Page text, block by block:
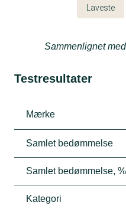
Laveste
Sammenlignet med
Testresultater
Mærke
Samlet bedømmelse
Samlet bedømmelse, %
Kategori